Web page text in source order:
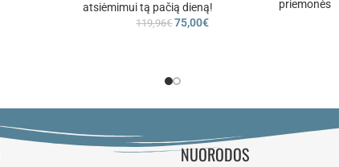
atsiėmimui tą pačią dieną!
119,96€ 75,00€
priemonės
NUORODOS